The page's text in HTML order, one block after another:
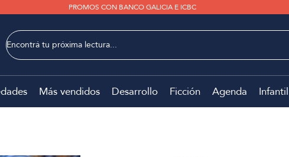
PROMOS CON BANCO GALICIA E ICBC
Más vendidos Desarrollo Ficción Agenda Infantil